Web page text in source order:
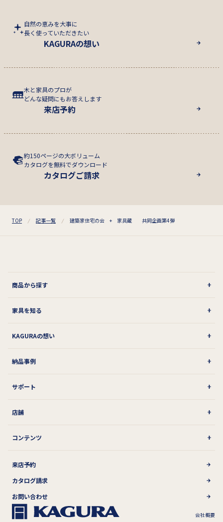
自然の恵みを大事に
長く使っていただきたい
KAGURAの想い
木と家具のプロが
どんな疑問にもお答えします
来店予約
約150ページの大ボリューム
カタログを無料でダウンロード
カタログご請求
TOP 記事一覧 建築家住宅の会 + 家具蔵 共同企画第4弾
商品から探す
家具を知る
KAGURAの想い
納品事例
サポート
店舗
コンテンツ
来店予約
カタログ請求
お問い合わせ
会社概要